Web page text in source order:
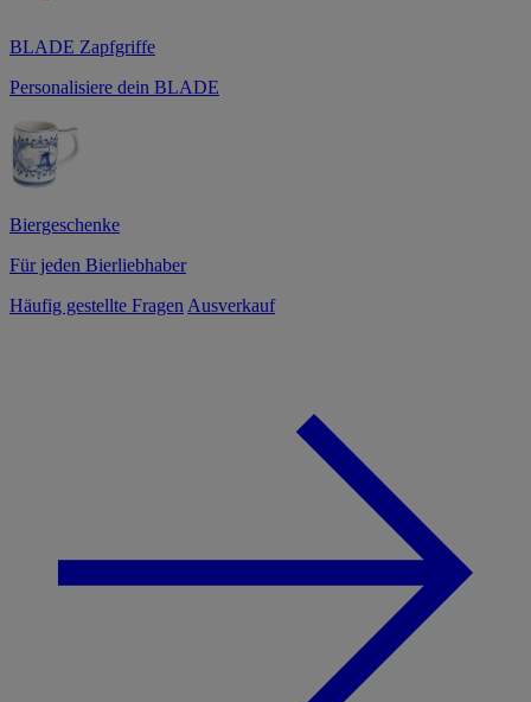
BLADE Zapfgriffe
Personalisiere dein BLADE
Biergeschenke
Für jeden Bierliebhaber
Häufig gestellte Fragen Ausverkauf